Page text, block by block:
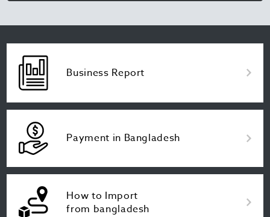
Business Report
Payment in Bangladesh
How to Import
from bangladesh